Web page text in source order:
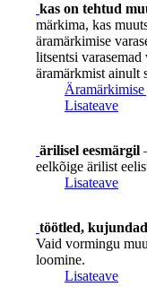
kas on tehtud
märkima, kas
äramärkimise
litsentsi
äramärkmist ainult
Lisateave
ärilisel eesmärgil
eelkõige ärilist
Lisateave
töötled,
Vaid vormingu
loomine.
Lisateave